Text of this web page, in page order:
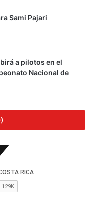
Sami Pajari
a pilotos en el
Nacional de